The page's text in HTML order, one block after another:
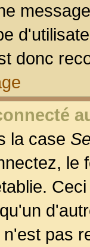
donc
la case
le
pas